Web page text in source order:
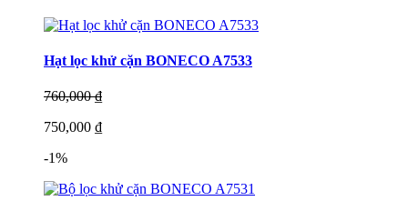
Hạt lọc khử cặn BONECO A7533
760,000 ₫
750,000 ₫
-1%